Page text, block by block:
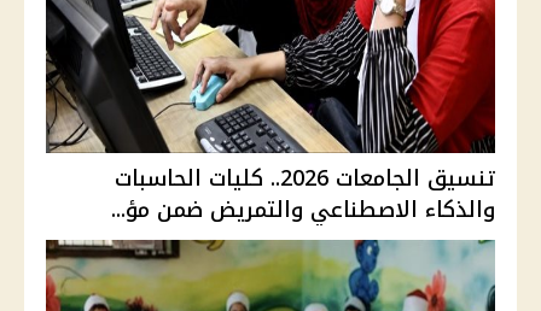
تنسيق الجامعات 2026.. كليات الحاسبات
والذكاء الاصطناعي والتمريض ضمن مؤ...